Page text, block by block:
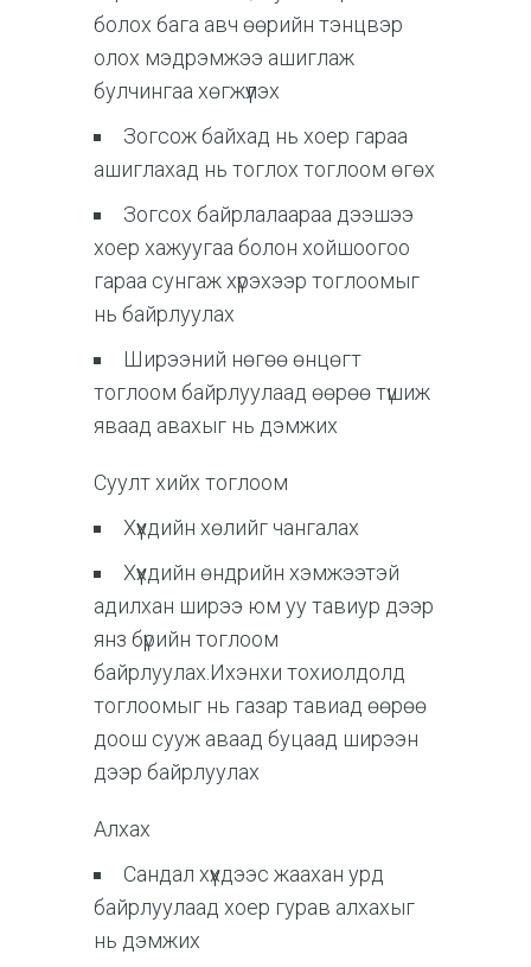
болох бага авч өөрийн тэнцвэр
олох мэдрэмжээ ашиглаж
булчингаа хөгжүүлэх
Зогсож байхад нь хоер гараа
ашиглахад нь тоглох тоглоом өгөх
Зогсох байрлалаараа дээшээ
хоер хажуугаа болон хойшоогоо
гараа сунгаж хүрэхээр тоглоомыг
нь байрлуулах
Ширээний нөгөө өнцөгт
тоглоом байрлуулаад өөрөө түшиж
яваад авахыг нь дэмжих
Суулт хийх тоглоом
Хүүхдийн хөлийг чангалах
Хүүхдийн өндрийн хэмжээтэй
адилхан ширээ юм уу тавиур дээр
янз бүрийн тоглоом
байрлуулах.Ихэнхи тохиолдолд
тоглоомыг нь газар тавиад өөрөө
доош сууж аваад буцаад ширээн
дээр байрлуулах
Алхах
Сандал хүүхдээс жаахан урд
байрлуулаад хоер гурав алхахыг
нь дэмжих